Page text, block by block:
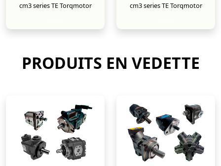
cm3 series TE Torqmotor
cm3 series TE Torqmotor
PRODUITS EN VEDETTE